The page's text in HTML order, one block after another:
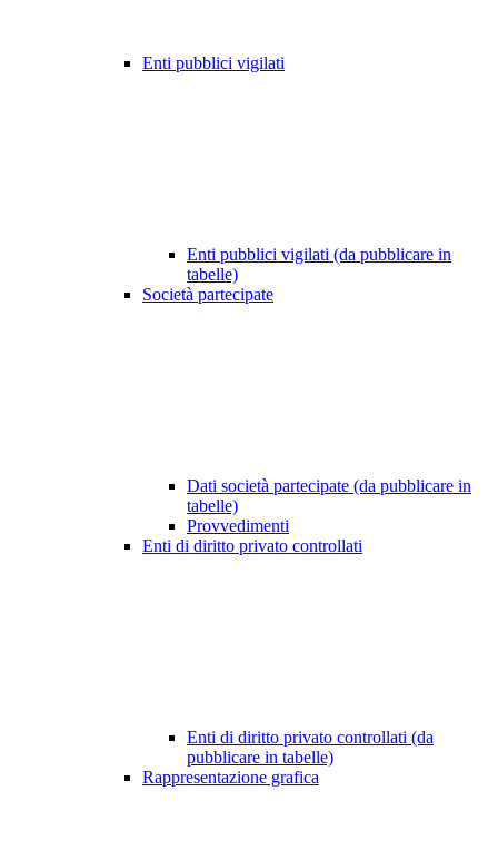
Enti pubblici vigilati
Enti pubblici vigilati (da pubblicare in
tabelle)
Società partecipate
Dati società partecipate (da pubblicare in
tabelle)
Provvedimenti
Enti di diritto privato controllati
Enti di diritto privato controllati (da
pubblicare in tabelle)
Rappresentazione grafica